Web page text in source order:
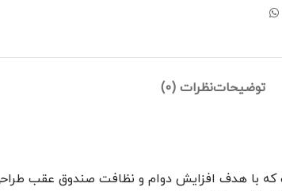
توضیحاتنظرات (0)
با هدف افزایش دوام و نظافت صندوق عقب